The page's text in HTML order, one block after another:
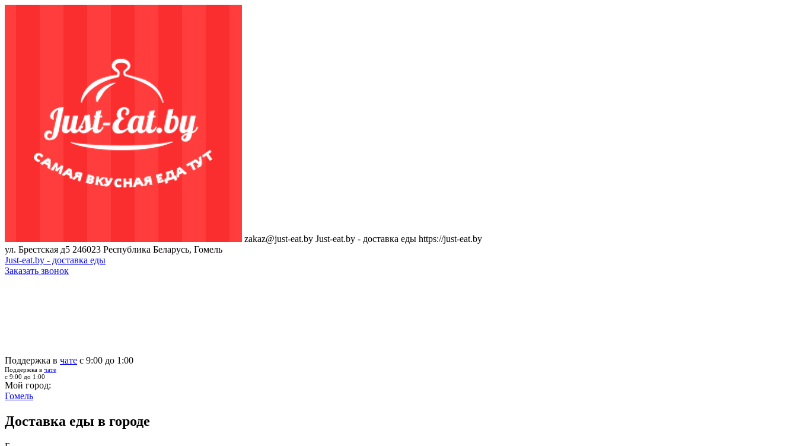
zakaz@just-eat.by Just-eat.by - доставка еды https://just-eat.by
ул. Брестская д5 246023 Республика Беларусь, Гомель
Just-eat.by - доставка еды
Заказать звонок
Поддержка в чате с 9:00 до 1:00
Поддержка в чате
с 9:00 до 1:00
Мой город:
Гомель
Доставка еды в городе